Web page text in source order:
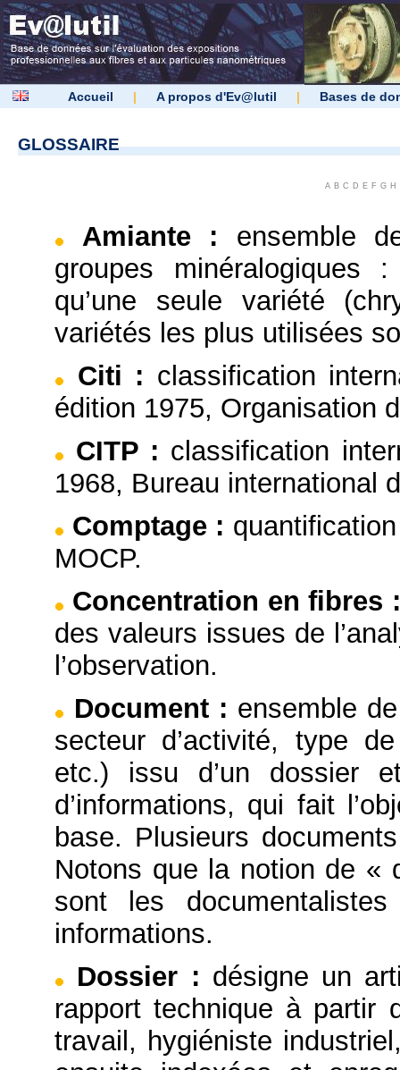
Accueil | A propos d'Ev@lutil | Bases de
GLOSSAIRE
A B C D E F G H
Amiante:
ensemble
groupes minéralogiques
qu’une seule variété
variétés les plus utilisées
Citi : classification
édition 1975, Organisation
CITP : classification
1968, Bureau international
Comptage :
MOCP.
Concentration en fibres :
des valeurs issues de
l’observation.
Document : ensemble
secteur d’activité, type
etc.) issu d’un dossier
d’informations, qui fait
base. Plusieurs
Notons que la notion de «
sont les
informations.
Dossier : désigne un
rapport technique à partir
travail, hygiéniste